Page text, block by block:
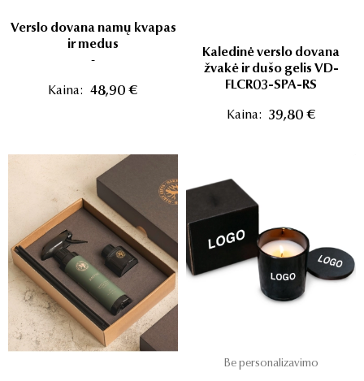
Verslo dovana namų kvapas
ir medus
-
Kaina: 48,90 €
Kaledinė verslo dovana
žvakė ir dušo gelis VD-
FLCR03-SPA-RS
Kaina: 39,80 €
Be personalizavimo